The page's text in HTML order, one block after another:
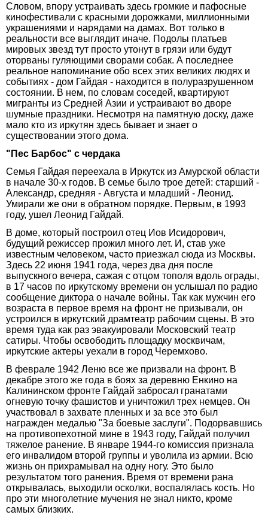
Словом, впору устраивать здесь громкие и пафосные
кинофестивали с красными дорожками, миллионными
украшениями и нарядами на дамах. Вот только в
реальности все выглядит иначе. Подолы платьев
мировых звезд тут просто утонут в грязи или будут
оторваны гуляющими сворами собак. А последнее
реальное напоминание обо всех этих великих людях и
событиях - дом Гайдая - находится в полуразрушенном
состоянии. В нем, по словам соседей, квартируют
мигранты из Средней Азии и устраивают во дворе
шумные праздники. Несмотря на памятную доску, даже
мало кто из иркутян здесь бывает и знает о
существовании этого дома.
"Пес Барбос" с чердака
Семья Гайдая переехала в Иркутск из Амурской области
в начале 30-х годов. В семье было трое детей: старший -
Александр, средняя - Августа и младший - Леонид.
Умирали же они в обратном порядке. Первым, в 1993
году, ушел Леонид Гайдай.
В доме, который построил отец Иов Исидорович,
будущий режиссер прожил много лет. И, став уже
известным человеком, часто приезжал сюда из Москвы.
Здесь 22 июня 1941 года, через два дня после
выпускного вечера, сажая с отцом тополя вдоль ограды,
в 17 часов по иркутскому времени он услышал по радио
сообщение диктора о начале войны. Так как мужчин его
возраста в первое время на фронт не призывали, он
устроился в иркутский драмтеатр рабочим сцены. В это
время туда как раз эвакуировали Московский театр
сатиры. Чтобы освободить площадку москвичам,
иркутские актеры уехали в город Черемхово.
В феврале 1942 Леню все же призвали на фронт. В
декабре этого же года в боях за деревню Енкино на
Калининском фронте Гайдай забросал гранатами
огневую точку фашистов и уничтожил трех немцев. Он
участвовал в захвате пленных и за все это был
награжден медалью "За боевые заслуги". Подорвавшись
на противопехотной мине в 1943 году, Гайдай получил
тяжелое ранение. В январе 1944-го комиссия признала
его инвалидом второй группы и уволила из армии. Всю
жизнь он прихрамывал на одну ногу. Это было
результатом того ранения. Время от времени рана
открывалась, выходили осколки, воспалялась кость. Но
про эти многолетние мучения не знал никто, кроме
самых близких.